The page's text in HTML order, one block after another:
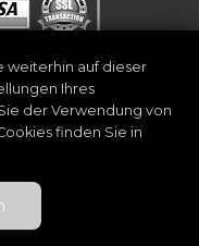
weiterhin auf dieser
Ihres
der Verwendung von
finden Sie in
werden | Kontakt